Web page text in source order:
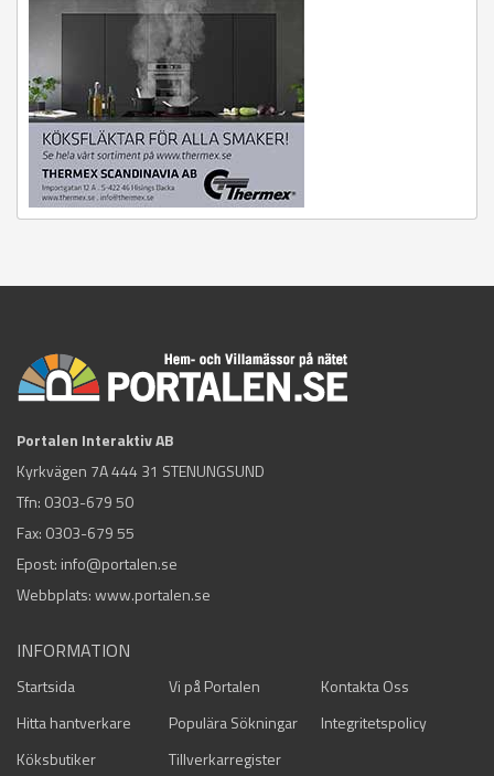
Portalen Interaktiv AB
Kyrkvägen 7A 444 31 STENUNGSUND
Tfn: 0303-679 50
Fax: 0303-679 55
Epost: info@portalen.se
Webbplats: www.portalen.se
INFORMATION
Startsida Vi på Portalen
Kontakta Oss
Hitta hantverkare
Populära Sökningar
Integritetspolicy
Köksbutiker
Tillverkarregister